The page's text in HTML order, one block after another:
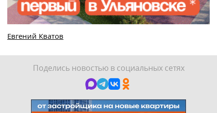
Евгений Кватов
Поделись новостью в социальных сетях